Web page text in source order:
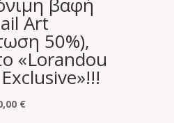
βαφή
Art
50%),
«Lorandou
€